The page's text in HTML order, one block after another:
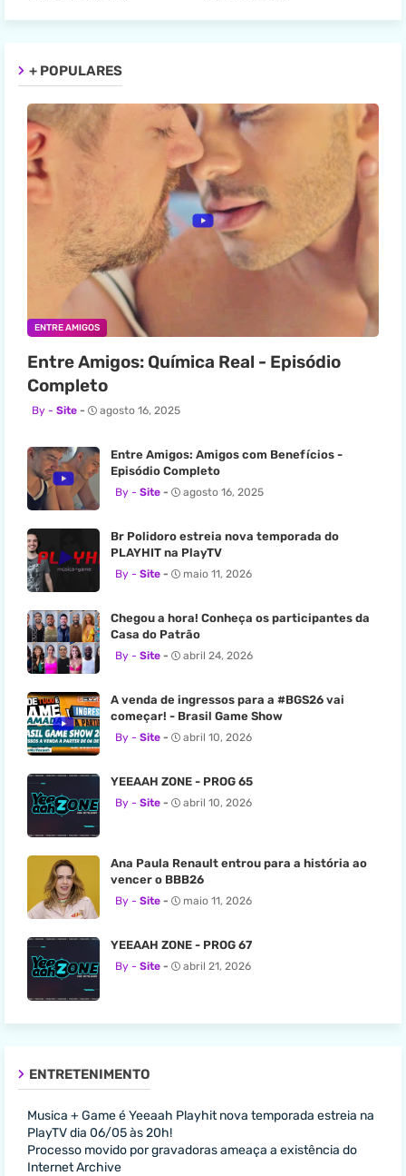
+ POPULARES
ENTRE AMIGOS
Entre Amigos: Química Real - Episódio
Completo
Site agosto 16, 2025
Entre Amigos: Amigos com Benefícios -
Episódio Completo
Site agosto 16, 2025
Br Polidoro estreia nova temporada do
PLAYHIT na PlayTV
Site maio 11, 2026
Chegou a hora! Conheça os participantes da
Casa do Patrão
Site abril 24, 2026
A venda de ingressos para a #BGS26 vai
começar! - Brasil Game Show
Site abril 10, 2026
YEEAAH ZONE - PROG 65
Site abril 10, 2026
Ana Paula Renault entrou para a história ao
vencer o BBB26
Site maio 11, 2026
YEEAAH ZONE - PROG 67
Site abril 21, 2026
ENTRETENIMENTO
Musica + Game é Yeeaah Playhit nova temporada estreia na
PlayTV dia 06/05 às 20h!
Processo movido por gravadoras ameaça a existência do
Internet Archive